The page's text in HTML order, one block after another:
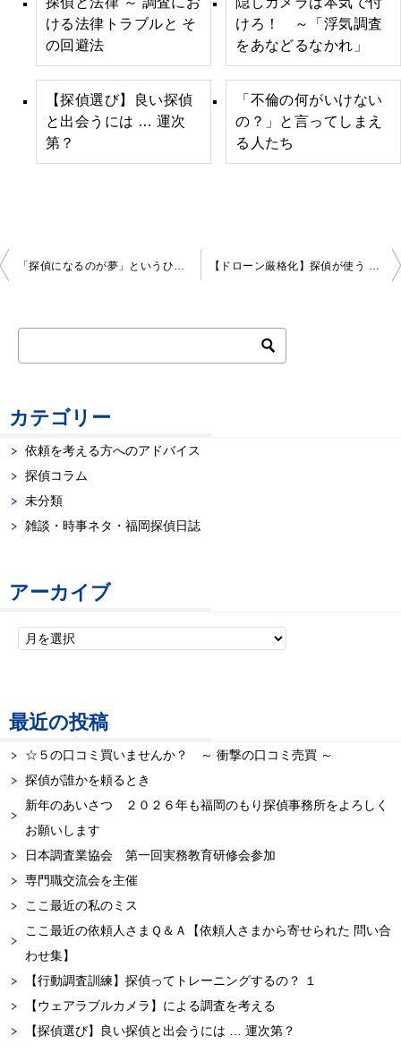
ける法律トラブルと そ
の回避法
けろ！ ～「浮気調査
をあなどるなかれ」
【探偵選び】良い探偵
と出会うには … 運次
第？
「不倫の何がいけない
の？」と言ってしまえ
る人たち
投
ゲ
ー
シ
ョ
「探偵になるのが夢」というひとたちへ１ 【ドローン厳格化】探偵が使う 調査用ドローンに未来はあるか？
カテゴリー
依頼を考える方へのアドバイス
探偵コラム
未分類
雑談・時事ネタ・福岡探偵日誌
アーカイブ
最近の投稿
☆５の口コミ買いませんか？ ～ 衝撃の口コミ売買 ～
探偵が誰かを頼るとき
新年のあいさつ ２０２６年も福岡のもり探偵事務所をよろしく
お願いします
日本調査業協会 第一回実務教育研修会参加
専門職交流会を主催
ここ最近の私のミス
ここ最近の依頼人さまＱ＆Ａ【依頼人さまから寄せられた 問い合
わせ集】
【行動調査訓練】探偵ってトレーニングするの？ １
【ウェアラブルカメラ】による調査を考える
【探偵選び】良い探偵と出会うには … 運次第？